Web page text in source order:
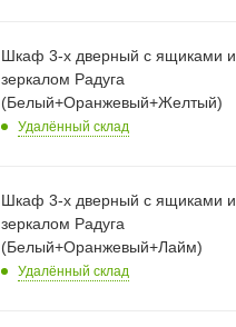
Шкаф 3-х дверный с ящиками и
зеркалом Радуга
(Белый+Оранжевый+Желтый)
Удалённый склад
Шкаф 3-х дверный с ящиками и
зеркалом Радуга
(Белый+Оранжевый+Лайм)
Удалённый склад